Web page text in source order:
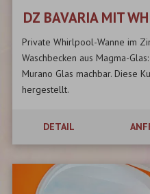
Private Whirlpool-Wanne im
Waschbecken aus Magma-
Murano Glas machbar. Diese
hergestellt.
DETAIL